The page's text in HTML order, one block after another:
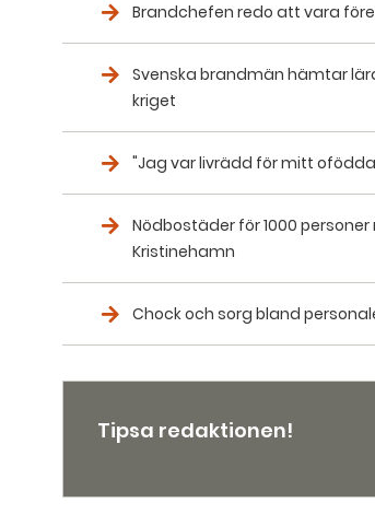
Brandchefen redo att vara
Svenska brandmän hämtar
kriget
"Jag var livrädd för mitt
Nödbostäder för 1000 personer
Kristinehamn
Chock och sorg bland
Tipsa redaktionen!